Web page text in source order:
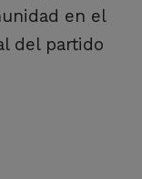
en el
del partido